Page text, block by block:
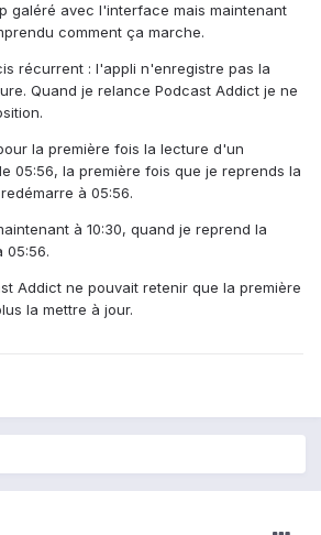
galéré avec l'interface mais maintenant
comment ça marche.
récurrent : l'appli n'enregistre pas la
Quand je relance Podcast Addict je ne
la première fois la lecture d'un
05:56, la première fois que je reprends la
à 05:56.
à 10:30, quand je reprend la
05:56.
Addict ne pouvait retenir que la première
la mettre à jour.